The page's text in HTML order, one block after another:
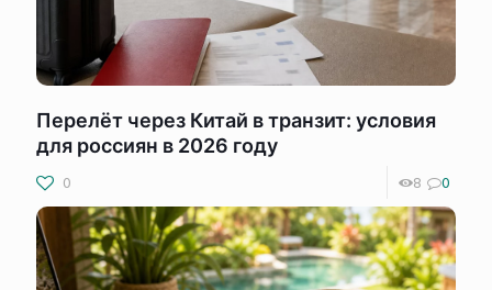
Перелёт через Китай в транзит: условия
для россиян в 2026 году
0 8 0